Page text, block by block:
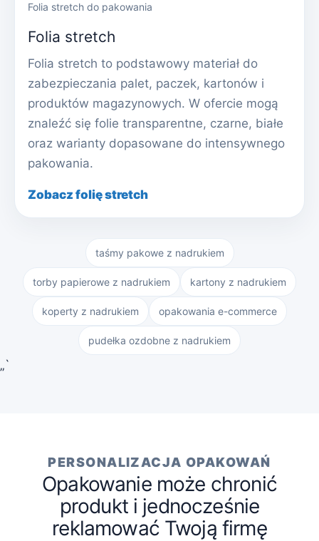
Folia stretch do pakowania
Folia stretch
Folia stretch to podstawowy materiał do
zabezpieczania palet, paczek, kartonów i
produktów magazynowych. W ofercie mogą
znaleźć się folie transparentne, czarne, białe
oraz warianty dopasowane do intensywnego
pakowania.
Zobacz folię stretch
taśmy pakowe z nadrukiem
torby papierowe z nadrukiem kartony z nadrukiem
koperty z nadrukiem opakowania e-commerce
pudełka ozdobne z nadrukiem
„`
PERSONALIZACJA OPAKOWAŃ
Opakowanie może chronić
produkt i jednocześnie
reklamować Twoją firmę